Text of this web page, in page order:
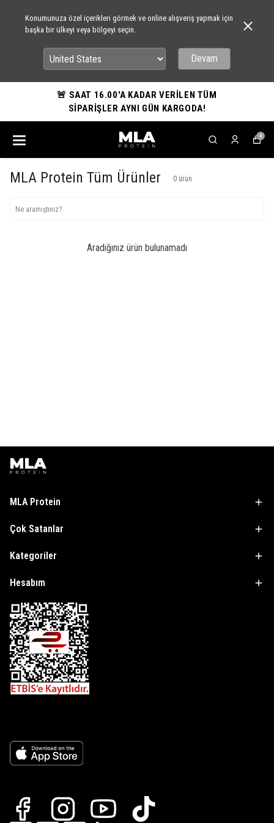
Konumunuza özel içerikleri görmek ve online alışveriş yapmak için
başka bir ülkeyi veya bölgeyi seçin.
Devam
🚨 SAAT 16.00'A KADAR VERİLEN TÜM
SİPARİŞLER AYNI GÜN KARGODA!
0
MLA Protein Tüm Ürünler 0 ürün
Aradığınız ürün bulunamadı
MLA Protein
Çok Satanlar
Kategoriler
Hesabım